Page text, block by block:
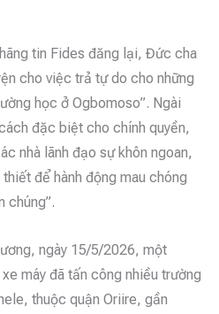
tin Fides đăng lại, Đức cha
cho việc trả tự do cho những
học ở Ogbomoso”. Ngài
đặc biệt cho chính quyền,
nhà lãnh đạo sự khôn ngoan,
để hành động mau chóng
chúng”.
ngày 15/5/2026, một
máy đã tấn công nhiều trường
thuộc quận Oriire, gần